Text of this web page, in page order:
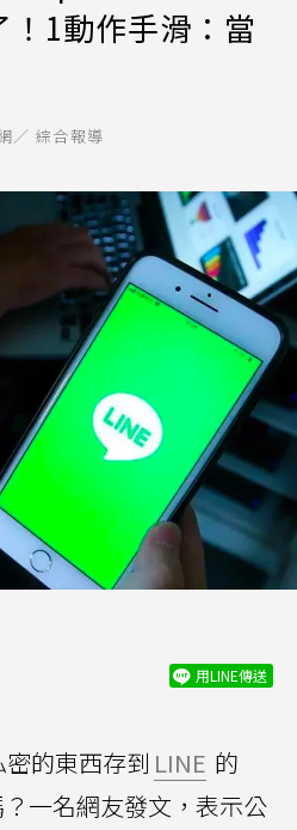
1動作手滑：當
／ 綜合報導
用LINE傳送
的東西存到 LINE 的
？一名網友發文，表示公